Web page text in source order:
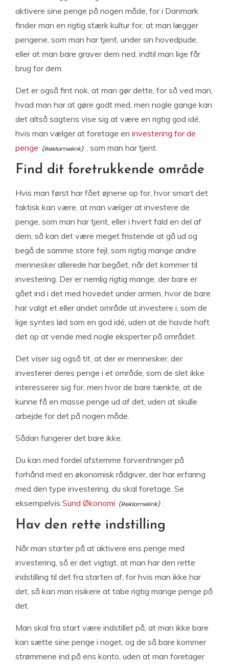
aktivere sine penge på nogen måde, for i Danmark
finder man en rigtig stærk kultur for, at man lægger
pengene, som man har tjent, under sin hovedpude,
eller at man bare graver dem ned, indtil man lige får
brug for dem.
Det er også fint nok, at man gør dette, for så ved man,
hvad man har at gøre godt med, men nogle gange kan
det altså sagtens vise sig at være en rigtig god idé,
hvis man vælger at foretage en investering for de
penge
, som man har tjent.
Find dit foretrukkende område
Hvis man først har fået øjnene op for, hvor smart det
faktisk kan være, at man vælger at investere de
penge, som man har tjent, eller i hvert fald en del af
dem, så kan det være meget fristende at gå ud og
begå de samme store fejl, som rigtig mange andre
mennesker allerede har begået, når det kommer til
investering. Der er nemlig rigtig mange, der bare er
gået ind i det med hovedet under armen, hvor de bare
har valgt et eller andet område at investere i, som de
lige syntes lød som en god idé, uden at de havde haft
det op at vende med nogle eksperter på området.
Det viser sig også tit, at der er mennesker, der
investerer deres penge i et område, som de slet ikke
interesserer sig for, men hvor de bare tænkte, at de
kunne få en masse penge ud af det, uden at skulle
arbejde for det på nogen måde.
Sådan fungerer det bare ikke.
Du kan med fordel afstemme forventninger på
forhånd med en økonomisk rådgiver, der har erfaring
med den type investering, du skal foretage. Se
eksempelvis Sund Økonomi .
Hav den rette indstilling
Når man starter på at aktivere ens penge med
investering, så er det vigtigt, at man har den rette
indstilling til det fra starten af, for hvis man ikke har
det, så kan man risikere at tabe rigtig mange penge på
det.
Man skal fra start være indstillet på, at man ikke bare
kan sætte sine penge i noget, og de så bare kommer
strømmene ind på ens konto, uden at man foretager